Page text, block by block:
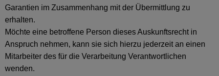
Garantien im Zusammenhang mit der Übermittlung zu
erhalten.
Möchte eine betroffene Person dieses Auskunftsrecht in
Anspruch nehmen, kann sie sich hierzu jederzeit an einen
Mitarbeiter des für die Verarbeitung Verantwortlichen
wenden.